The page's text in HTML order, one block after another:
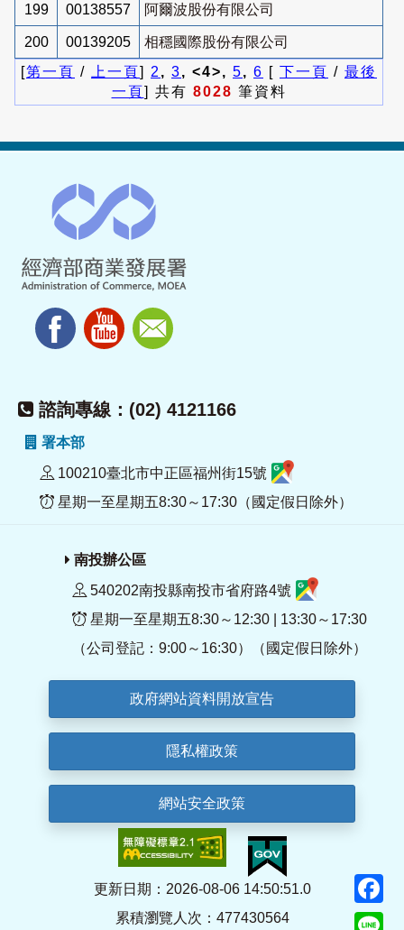
199 00138557 阿爾波股份有限公司
200 00139205
相穩國際股份有限公司
[第一頁 / 上一頁] 2 , 3, <4>, 5, 6 [ 下一頁 / 最後
一頁] 共有 8028 筆資料
諮詢專線：(02) 4121166
署本部
100210臺北市中正區福州街15號
星期一至星期五8:30～17:30（國定假日除外）
南投辦公區
540202南投縣南投市省府路4號
星期一至星期五8:30～12:30 | 13:30～17:30
（公司登記：9:00～16:30）（國定假日除外）
政府網站資料開放宣告
隱私權政策
網站安全政策
更新日期：2026-08-06 14:50:51.0
累積瀏覽人次：477430564